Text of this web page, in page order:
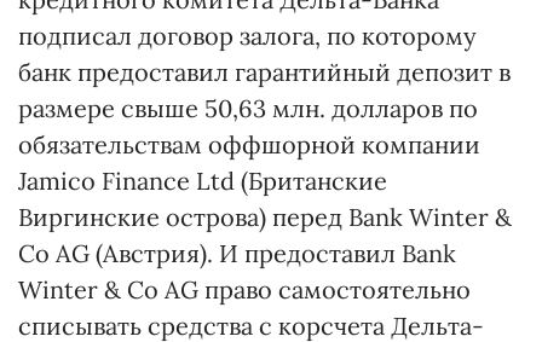
подписал договор залога, по которому
банк предоставил гарантийный депозит в
размере свыше 50,63 млн. долларов по
обязательствам оффшорной компании
Jamico Finance Ltd (Британские
Виргинские острова) перед Bank Winter &
Co AG (Австрия). И предоставил Bank
Winter & Co AG право самостоятельно
списывать средства с корсчета Дельта-